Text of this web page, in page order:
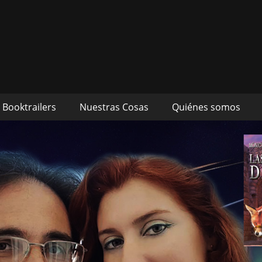
autores Mónica Cueto
Booktrailers Nuestras Cosas Quiénes somos